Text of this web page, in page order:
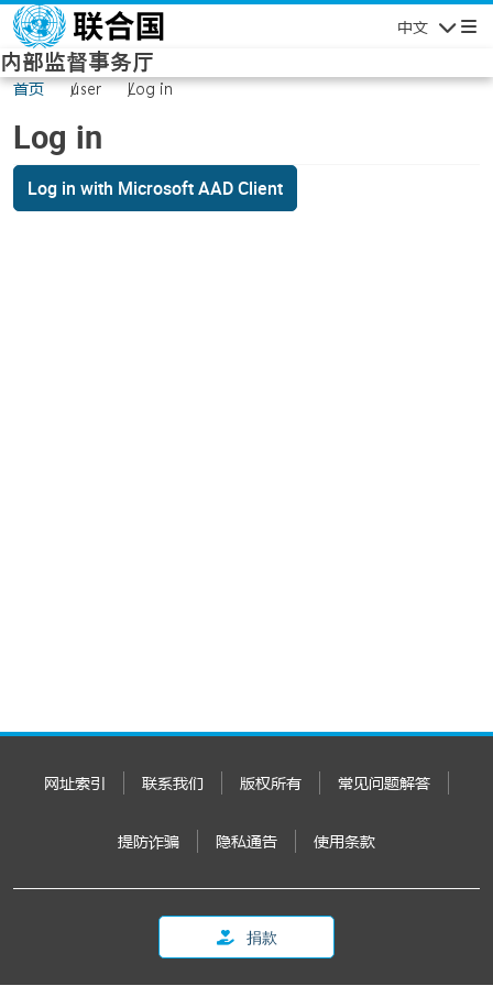
Skip to main content
中文
内部监督事务厅
首页 user Log in
Log in
Log in with Microsoft AAD Client
网址索引 联系我们 版权所有 常见问题解答
提防诈骗 隐私通告 使用条款
捐款